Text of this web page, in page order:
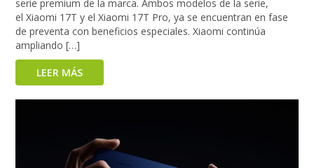
serie premium de la marca. Ambos modelos de la serie,
el Xiaomi 17T y el Xiaomi 17T Pro, ya se encuentran en fase
de preventa con beneficios especiales. Xiaomi continúa
ampliando […]
LEER MÁS